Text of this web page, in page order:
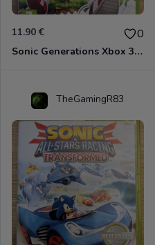
11.90 € 0
Sonic Generations Xbox 360
TheGamingR83